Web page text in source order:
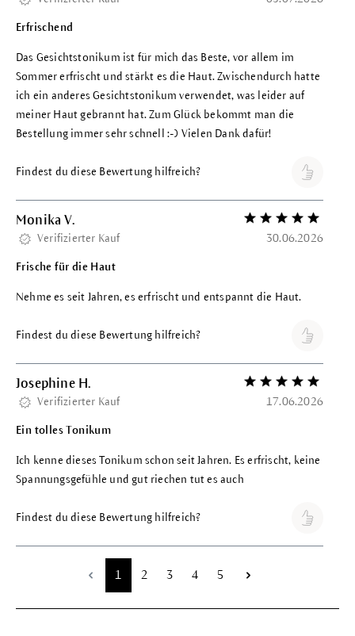
Erfrischend
Das Gesichtstonikum ist für mich das Beste, vor allem im
Sommer erfrischt und stärkt es die Haut. Zwischendurch hatte
ich ein anderes Gesichtstonikum verwendet, was leider auf
meiner Haut gebrannt hat. Zum Glück bekommt man die
Bestellung immer sehr schnell :-) Vielen Dank dafür!
Findest du diese Bewertung hilfreich?
Monika V. Bewertung mit 5
Verifizierter Kauf 30.06.2026
Frische für die Haut
Nehme es seit Jahren, es erfrischt und entspannt die Haut.
Findest du diese Bewertung hilfreich?
Josephine H. Bewertung mit 5
Verifizierter Kauf 17.06.2026
Ein tolles Tonikum
Ich kenne dieses Tonikum schon seit Jahren. Es erfrischt, keine
Spannungsgefühle und gut riechen tut es auch
Findest du diese Bewertung hilfreich?
Seite
1 Seite
2 Seite
3 Seite
4 Seite
5